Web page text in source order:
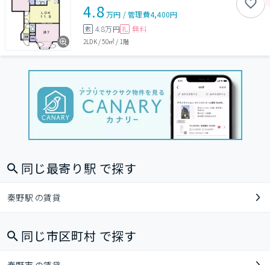
4.8万円 /管理費4,400円
敷 4.8万円 礼 無料
2LDK/50㎡ / 1階
同じ最寄り駅 で探す
秦野駅 の賃貸
同じ市区町村 で探す